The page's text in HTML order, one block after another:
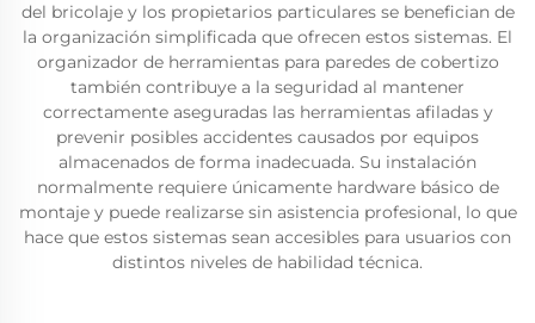
del bricolaje y los propietarios particulares se benefician de
la organización simplificada que ofrecen estos sistemas. El
organizador de herramientas para paredes de cobertizo
también contribuye a la seguridad al mantener
correctamente aseguradas las herramientas afiladas y
prevenir posibles accidentes causados por equipos
almacenados de forma inadecuada. Su instalación
normalmente requiere únicamente hardware básico de
montaje y puede realizarse sin asistencia profesional, lo que
hace que estos sistemas sean accesibles para usuarios con
distintos niveles de habilidad técnica.